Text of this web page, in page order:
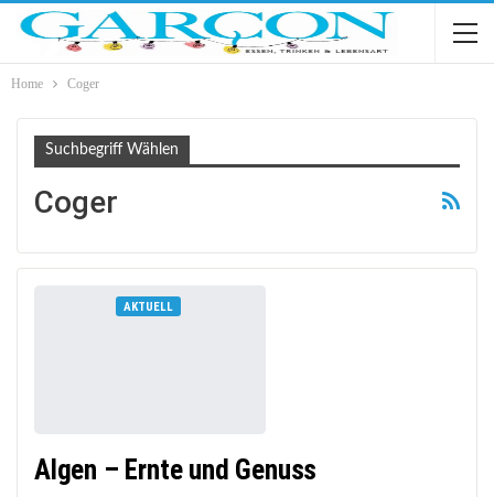
Home Coger
Suchbegriff Wählen
Coger
AKTUELL
Algen – Ernte und Genuss